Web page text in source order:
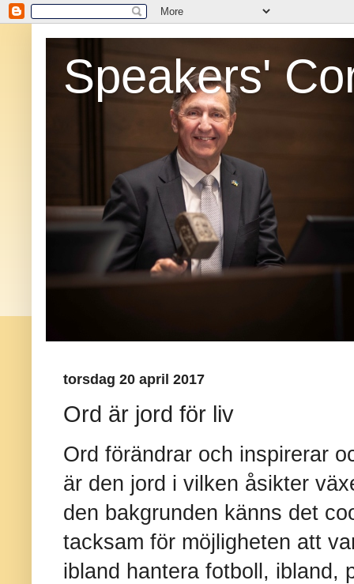
Speakers'
torsdag 20 april 2017
Ord är jord för liv
Ord förändrar och inspirerar
är den jord i vilken åsikter
den bakgrunden känns det
tacksam för möjligheten att
ibland hantera fotboll, ibland,